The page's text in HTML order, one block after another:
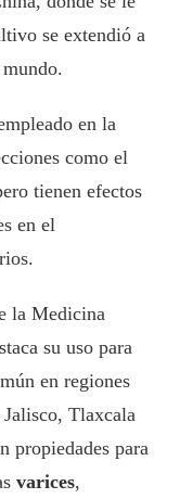
se extendió a
en la
como el
tienen efectos
en el
la Medicina
su uso para
en regiones
Tlaxcala
propiedades para
varices,